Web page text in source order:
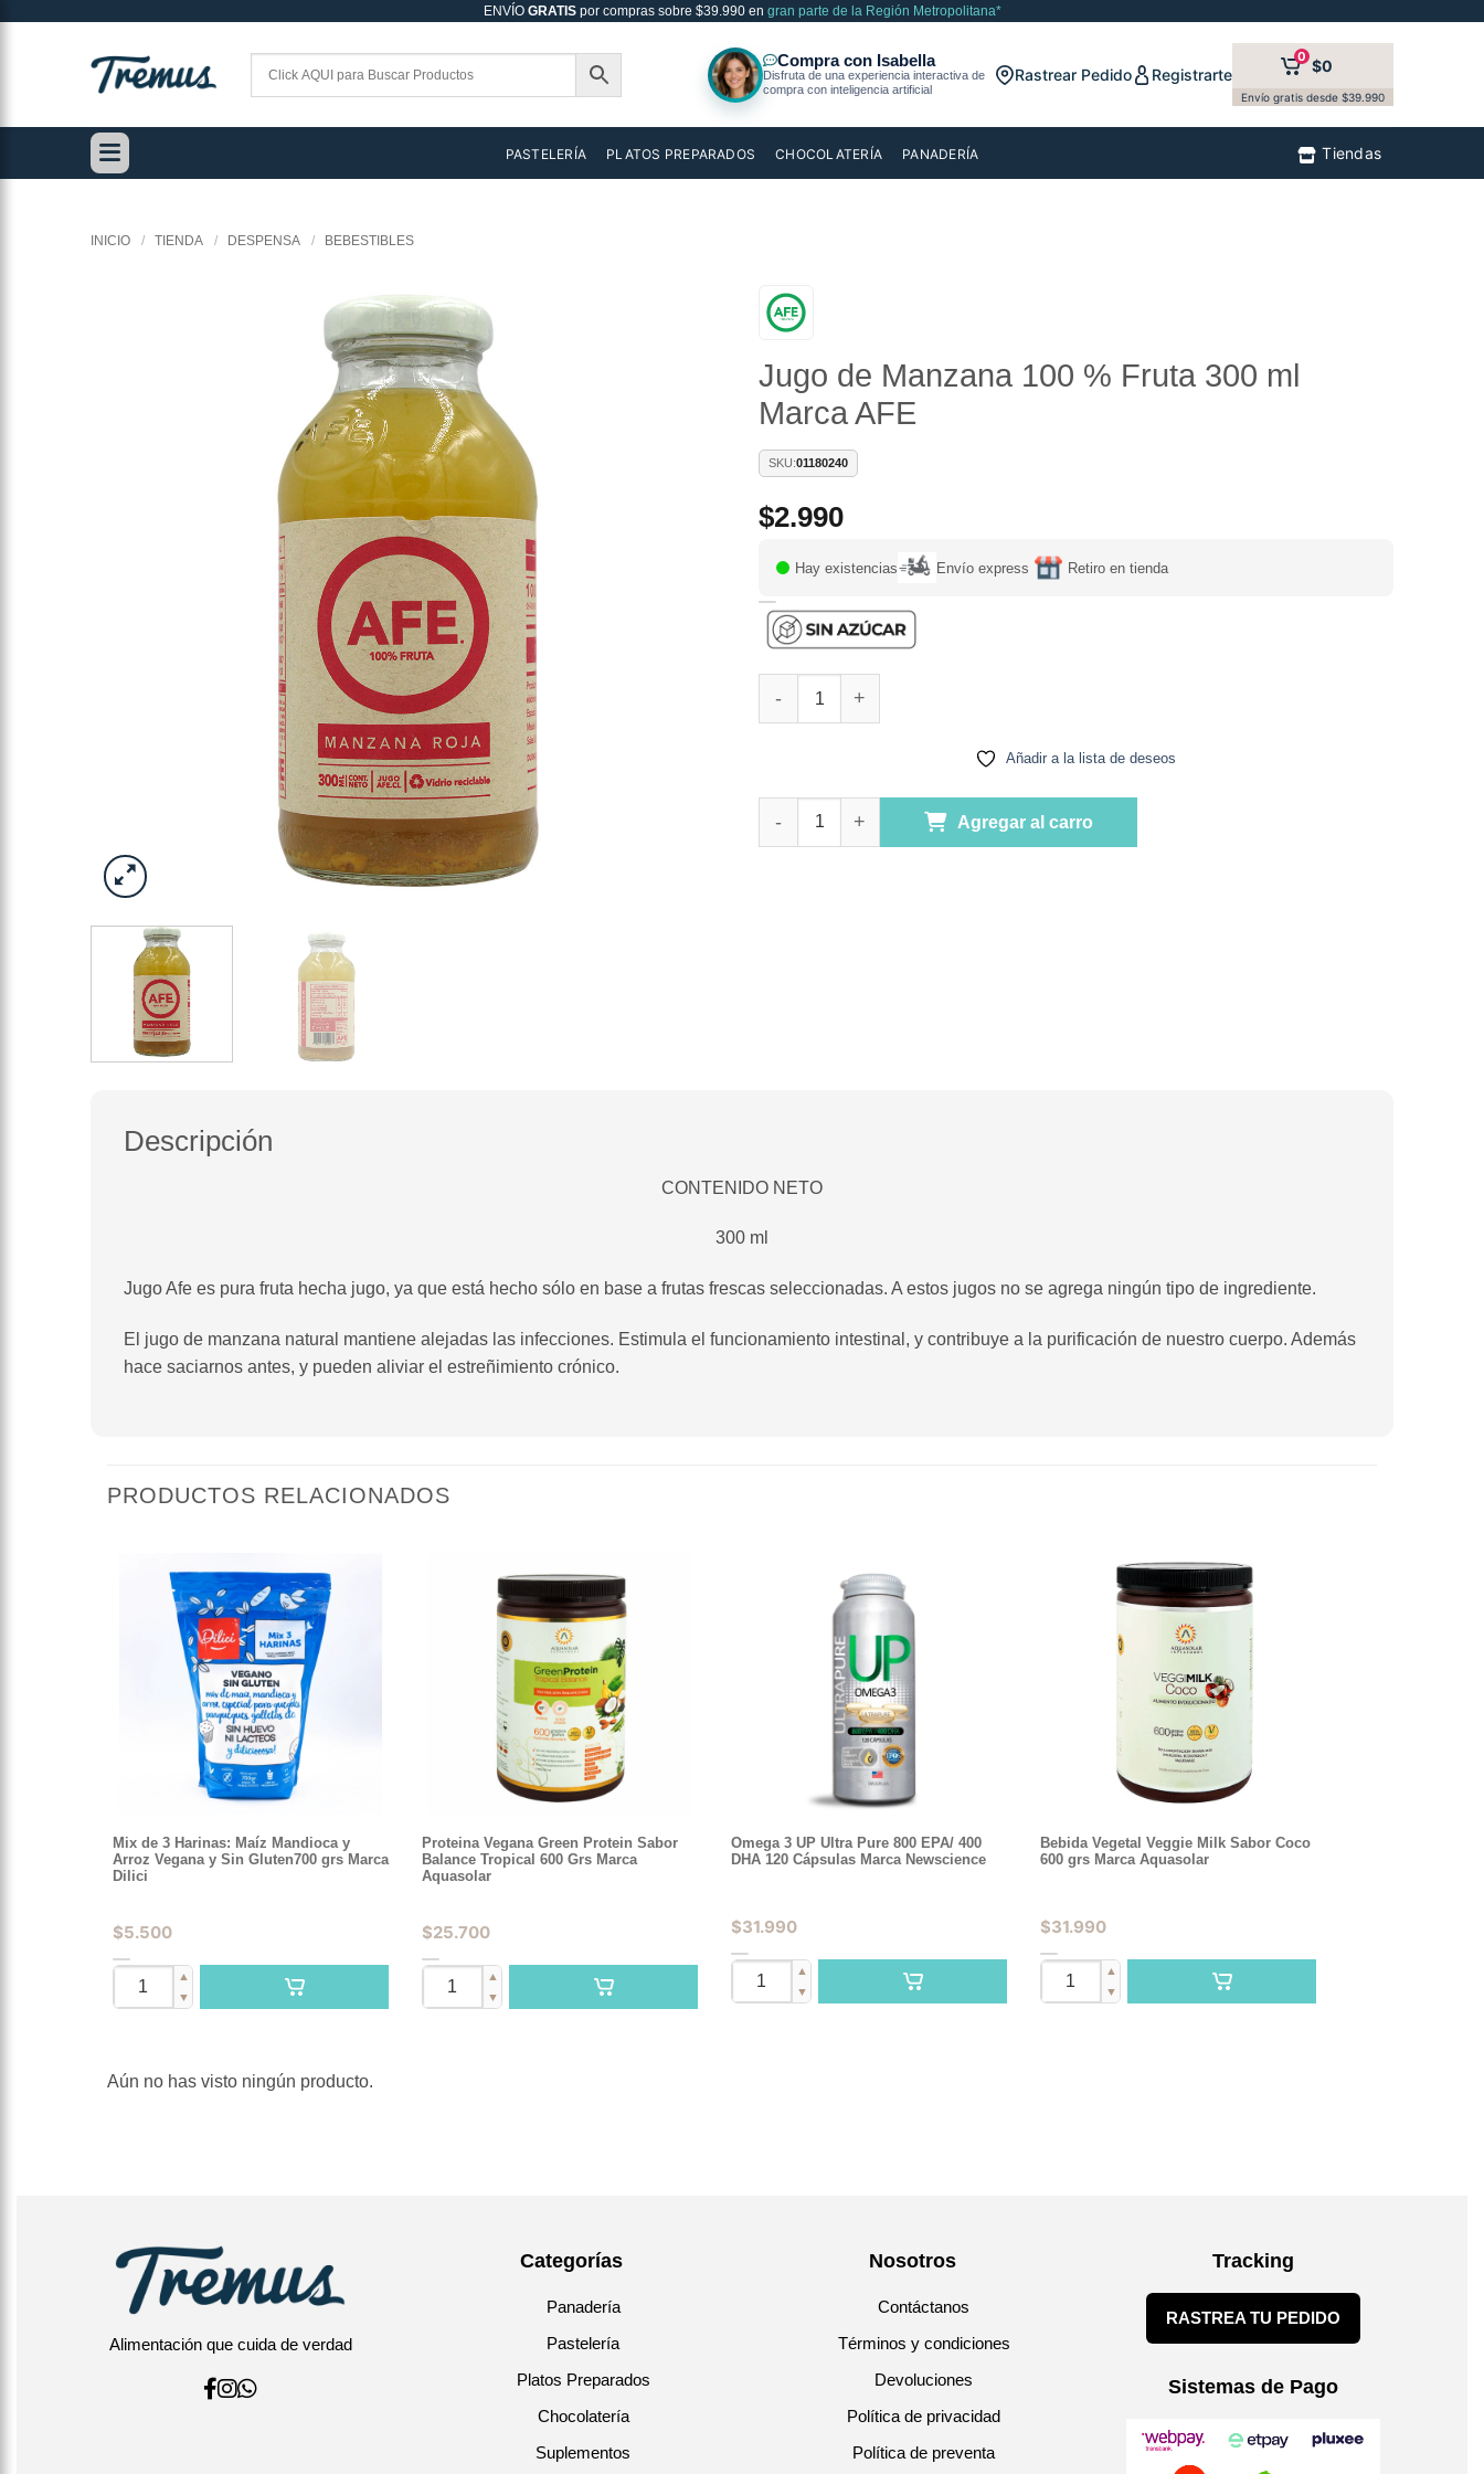
ENVÍO GRATISpor compras sobre $39.990 en gran parte de la Región Metropolitana*
Rastrear Pedido Registrarte
0 $0
Envío gratis desde $39.990
PASTELERÍA PLATOS PREPARADOS CHOCOLATERÍA PANADERÍA Tiendas
INICIO / TIENDA / DESPENSA / BEBESTIBLES
Jugo de Manzana 100 % Fruta 300 ml
Marca AFE
SKU:01180240
$2.990
Hay existencias Envío express Retiro en tienda
Añadir a la lista de deseos
Jugo de Manzana 100 % Fruta 300 ml Marca AFE cantidad
Agregar al carro
Descripción
CONTENIDO NETO
300 ml
Jugo Afe es pura fruta hecha jugo, ya que está hecho sólo en base a frutas frescas seleccionadas. A estos jugos no se agrega ningún tipo de ingrediente.
El jugo de manzana natural mantiene alejadas las infecciones. Estimula el funcionamiento intestinal, y contribuye a la purificación de nuestro cuerpo. Además
hace saciarnos antes, y pueden aliviar el estreñimiento crónico.
PRODUCTOS RELACIONADOS
Mix de 3 Harinas: Maíz Mandioca y
Arroz Vegana y Sin Gluten700 grs Marca
Dilici
$5.500
▲
▼
Proteina Vegana Green Protein Sabor
Balance Tropical 600 Grs Marca
Aquasolar
$25.700
▲
▼
Omega 3 UP Ultra Pure 800 EPA/ 400
DHA 120 Cápsulas Marca Newscience
$31.990
▲
▼
Bebida Vegetal Veggie Milk Sabor Coco
600 grs Marca Aquasolar
$31.990
▲
▼
Aún no has visto ningún producto.
Alimentación que cuida de verdad
Categorías
Panadería
Pastelería
Platos Preparados
Chocolatería
Suplementos
Nosotros
Contáctanos
Términos y condiciones
Devoluciones
Política de privacidad
Política de preventa
Tracking
RASTREA TU PEDIDO
Sistemas de Pago